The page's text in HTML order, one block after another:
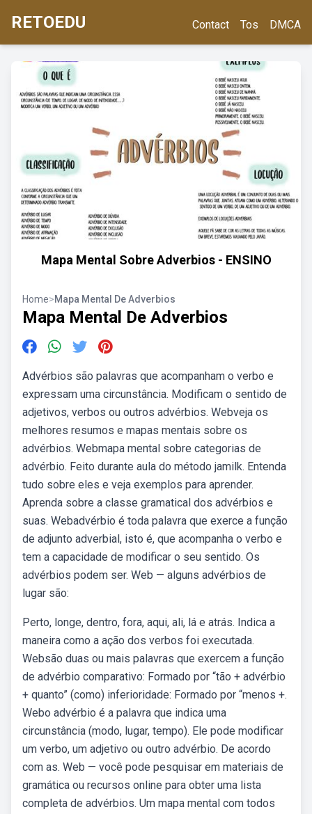
RETOEDU Contact Tos DMCA
Mapa Mental Sobre Adverbios - ENSINO
Home>Mapa Mental De Adverbios
Mapa Mental De Adverbios
Advérbios são palavras que acompanham o verbo e
expressam uma circunstância. Modificam o sentido de
adjetivos, verbos ou outros advérbios. Webveja os
melhores resumos e mapas mentais sobre os
advérbios. Webmapa mental sobre categorias de
advérbio. Feito durante aula do método jamilk. Entenda
tudo sobre eles e veja exemplos para aprender.
Aprenda sobre a classe gramatical dos advérbios e
suas. Webadvérbio é toda palavra que exerce a função
de adjunto adverbial, isto é, que acompanha o verbo e
tem a capacidade de modificar o seu sentido. Os
advérbios podem ser. Web — alguns advérbios de
lugar são:
Perto, longe, dentro, fora, aqui, ali, lá e atrás. Indica a
maneira como a ação dos verbos foi executada.
Websão duas ou mais palavras que exercem a função
de advérbio comparativo: Formado por “tão + advérbio
+ quanto” (como) inferioridade: Formado por “menos +.
Webo advérbio é a palavra que indica uma
circunstância (modo, lugar, tempo). Ele pode modificar
um verbo, um adjetivo ou outro advérbio. De acordo
com as. Web — você pode pesquisar em materiais de
gramática ou recursos online para obter uma lista
completa de advérbios. Um mapa mental com todos